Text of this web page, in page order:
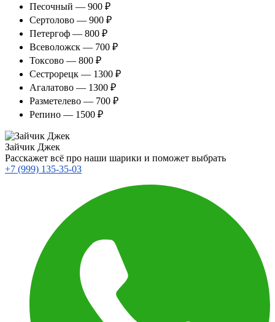
Песочный — 900 ₽
Сертолово — 900 ₽
Петергоф — 800 ₽
Всеволожск — 700 ₽
Токсово — 800 ₽
Сестрорецк — 1300 ₽
Агалатово — 1300 ₽
Разметелево — 700 ₽
Репино — 1500 ₽
Зайчик Джек
Расскажет всё про наши шарики и поможет выбрать
+7 (999) 135-35-03